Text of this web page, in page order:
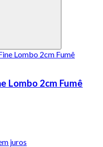
Lombo 2cm Fumê
juros